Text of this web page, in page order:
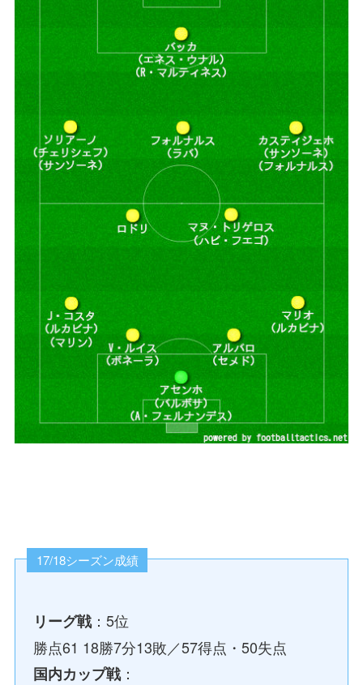
17/18シーズン成績
リーグ戦：5位
勝点61 18勝7分13敗／57得点・50失点
国内カップ戦：